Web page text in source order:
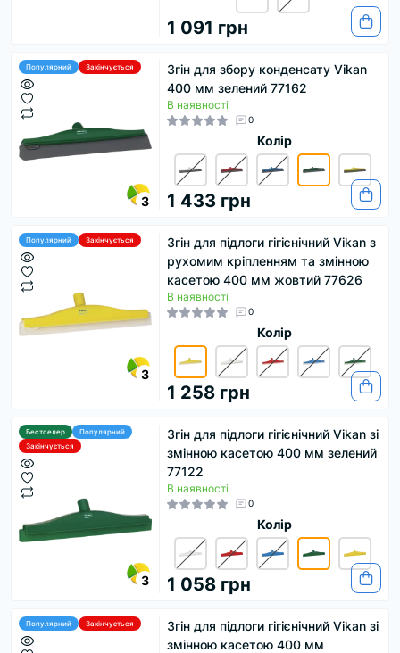
1 091 грн
Популярний Закінчується
3
Згін для збору конденсату Vikan
400 мм зелений 77162
В наявності
0
Колір
1 433 грн
Популярний Закінчується
3
Згін для підлоги гігієнічний Vikan з
рухомим кріпленням та змінною
касетою 400 мм жовтий 77626
В наявності
0
Колір
1 258 грн
Бестселер
Популярний
Закінчується
3
Згін для підлоги гігієнічний Vikan зі
змінною касетою 400 мм зелений
77122
В наявності
0
Колір
1 058 грн
Популярний Закінчується
Згін для підлоги гігієнічний Vikan зі
змінною касетою 400 мм